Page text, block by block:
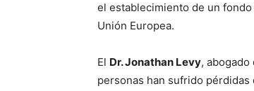
el establecimiento de un
Unión Europea.
El Dr. Jonathan Levy,
personas han sufrido